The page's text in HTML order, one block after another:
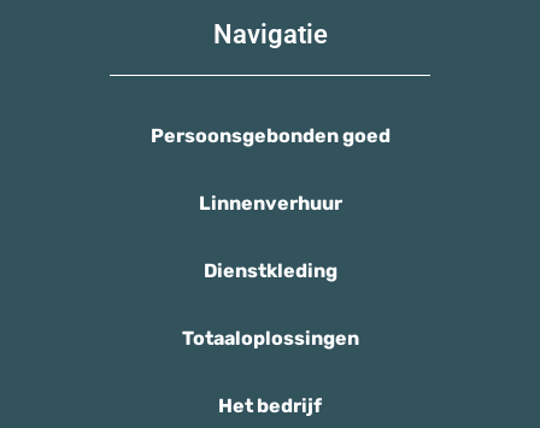
Navigatie
Persoonsgebonden goed
Linnenverhuur
Dienstkleding
Totaaloplossingen
Het bedrijf